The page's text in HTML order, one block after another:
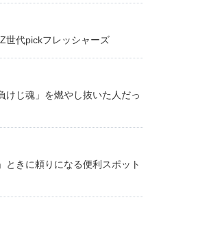
世代pickフレッシャーズ
けじ魂」を燃やし抜いた人だっ
ときに頼りになる便利スポット